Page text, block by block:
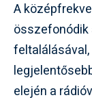
A
összefonódik
elején a